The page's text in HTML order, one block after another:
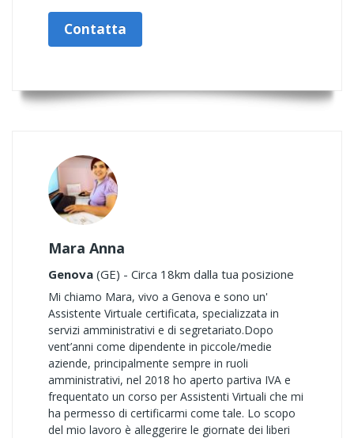
Contatta
Mara Anna
Genova (GE) - Circa 18km dalla tua posizione
Mi chiamo Mara, vivo a Genova e sono un'
Assistente Virtuale certificata, specializzata in
servizi amministrativi e di segretariato. ​Dopo
vent’anni come dipendente in piccole/medie
aziende, principalmente sempre in ruoli
amministrativi, nel 2018 ho aperto partiva IVA e
frequentato un corso per Assistenti Virtuali che mi
ha permesso di certificarmi come tale. Lo scopo
del mio lavoro è alleggerire le giornate dei liberi